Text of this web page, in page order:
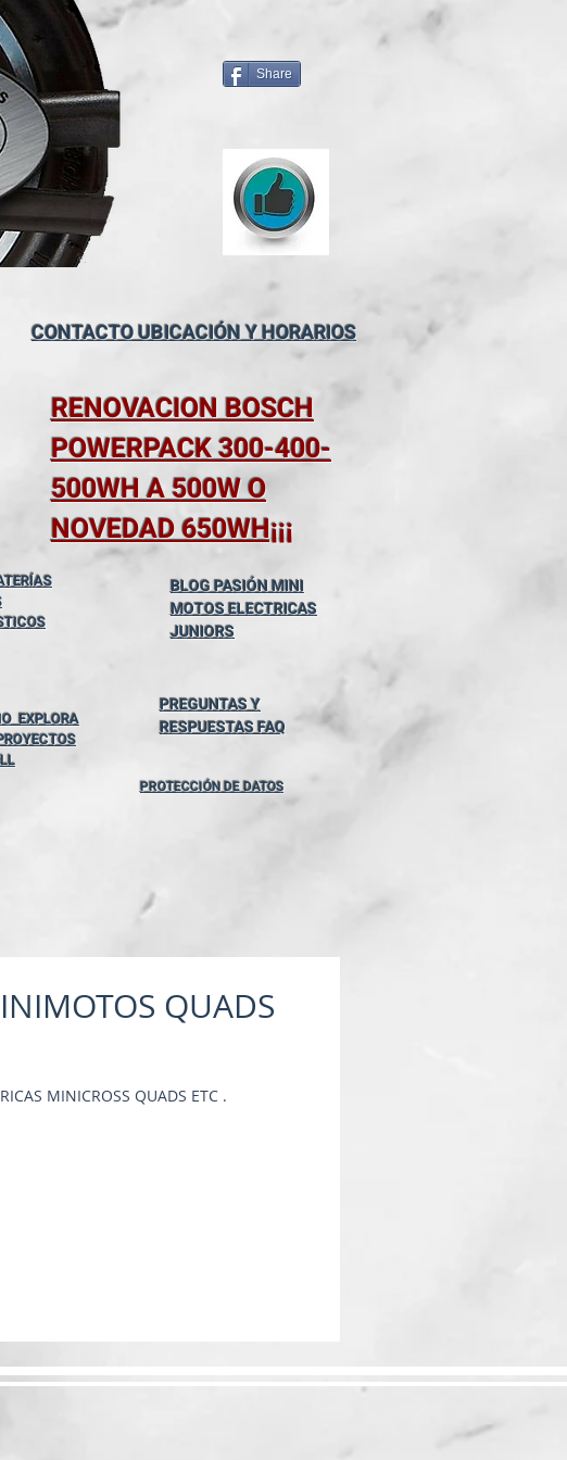
Share
CONTACTO UBICACIÓN Y HORARIOS
RENOVACION BOSCH
POWERPACK 300-400-
500WH A 500W O
NOVEDAD 650WH¡¡¡
BLOG PASIÓN MINI
MOTOS ELECTRICAS
JUNIORS
EXPLORA
PREGUNTAS Y
RESPUESTAS FAQ
PROTECCIÓN DE DATOS
QUADS
MINICROSS QUADS ETC .